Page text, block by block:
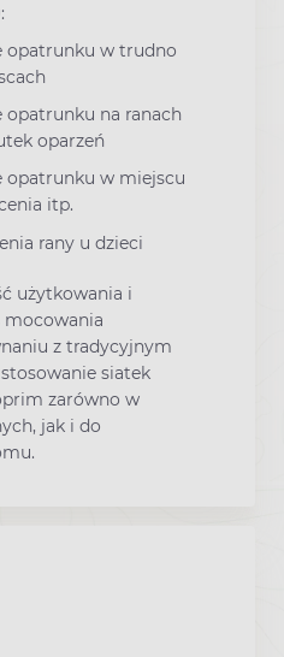
opatrunku w trudno
na ranach
oparzeń
opatrunku w miejscu
itp.
rany u dzieci
użytkowania i
mocowania
z tradycyjnym
siatek
zarówno w
jak i do